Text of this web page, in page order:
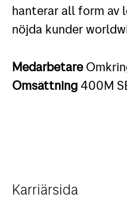
hanterar all form
nöjda kunder
Medarbetare
Omsättning400M
Karriärsida